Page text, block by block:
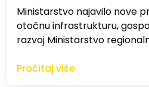
Ministarstvo najavilo nove
otočnu infrastrukturu,
razvoj Ministarstvo
Pročitaj više